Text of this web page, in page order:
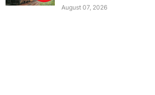
August 07, 2026